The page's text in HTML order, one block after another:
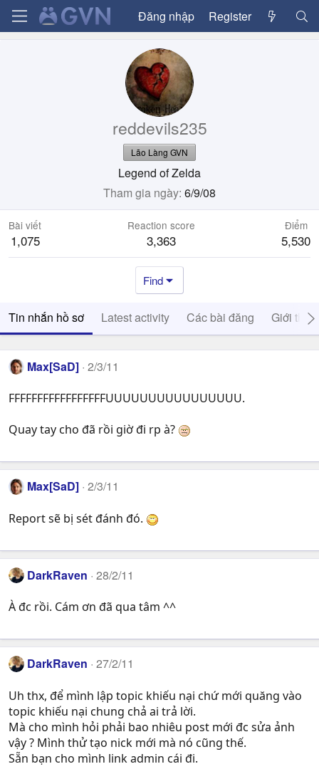
Đăng nhập Register
reddevils235
Lão Làng GVN
Legend of Zelda
Tham gia ngày 6/9/08
Bài viết
1,075
Reaction score
3,363
Điểm
5,530
Find
Tin nhắn hồ sơ Latest activity Các bài đăng Giới thiệu
Max[SaD] 2/3/11
FFFFFFFFFFFFFFFFFUUUUUUUUUUUUUUUU.
Quay tay cho đã rồi giờ đi rp à?
Max[SaD] 2/3/11
Report sẽ bị sét đánh đó.
DarkRaven 28/2/11
À đc rồi. Cám ơn đã qua tâm ^^
DarkRaven 27/2/11
Uh thx, để mình lập topic khiếu nại chứ mới quăng vào
topic khiếu nại chung chả ai trả lời.
Mà cho mình hỏi phải bao nhiêu post mới đc sửa ảnh
vậy ? Mình thử tạo nick mới mà nó cũng thế.
Sẵn bạn cho mình link admin cái đi.